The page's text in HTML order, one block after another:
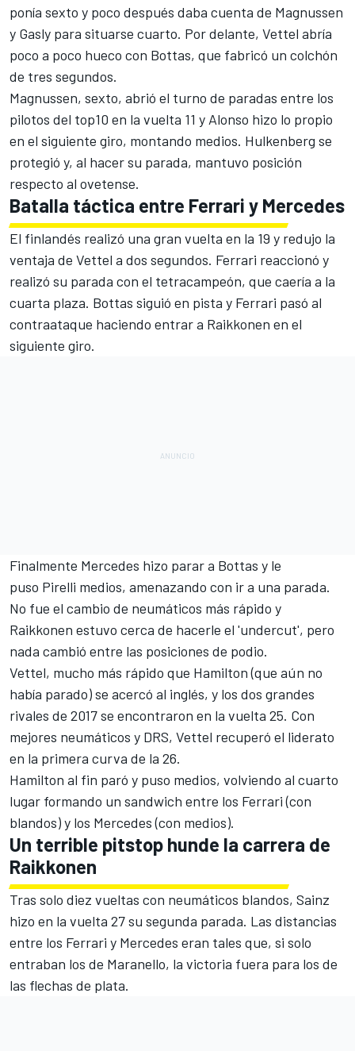
ponía sexto y poco después daba cuenta de Magnussen
y Gasly para situarse cuarto. Por delante, Vettel abría
poco a poco hueco con Bottas, que fabricó un colchón
de tres segundos.
Magnussen, sexto, abrió el turno de paradas entre los
pilotos del top10 en la vuelta 11 y Alonso hizo lo propio
en el siguiente giro, montando medios. Hulkenberg se
protegió y, al hacer su parada, mantuvo posición
respecto al ovetense.
Batalla táctica entre Ferrari y Mercedes
El finlandés realizó una gran vuelta en la 19 y redujo la
ventaja de Vettel a dos segundos. Ferrari reaccionó y
realizó su parada con el tetracampeón, que caería a la
cuarta plaza. Bottas siguió en pista y Ferrari pasó al
contraataque haciendo entrar a Raikkonen en el
siguiente giro.
Finalmente Mercedes hizo parar a Bottas y le
puso Pirelli medios, amenazando con ir a una parada.
No fue el cambio de neumáticos más rápido y
Raikkonen estuvo cerca de hacerle el 'undercut', pero
nada cambió entre las posiciones de podio.
Vettel, mucho más rápido que Hamilton (que aún no
había parado) se acercó al inglés, y los dos grandes
rivales de 2017 se encontraron en la vuelta 25. Con
mejores neumáticos y DRS, Vettel recuperó el liderato
en la primera curva de la 26.
Hamilton al fin paró y puso medios, volviendo al cuarto
lugar formando un sandwich entre los Ferrari (con
blandos) y los Mercedes (con medios).
Un terrible pitstop hunde la carrera de
Raikkonen
Tras solo diez vueltas con neumáticos blandos, Sainz
hizo en la vuelta 27 su segunda parada. Las distancias
entre los Ferrari y Mercedes eran tales que, si solo
entraban los de Maranello, la victoria fuera para los de
las flechas de plata.